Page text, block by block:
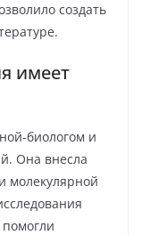
создать
имеет
биологом и
Она внесла
молекулярной